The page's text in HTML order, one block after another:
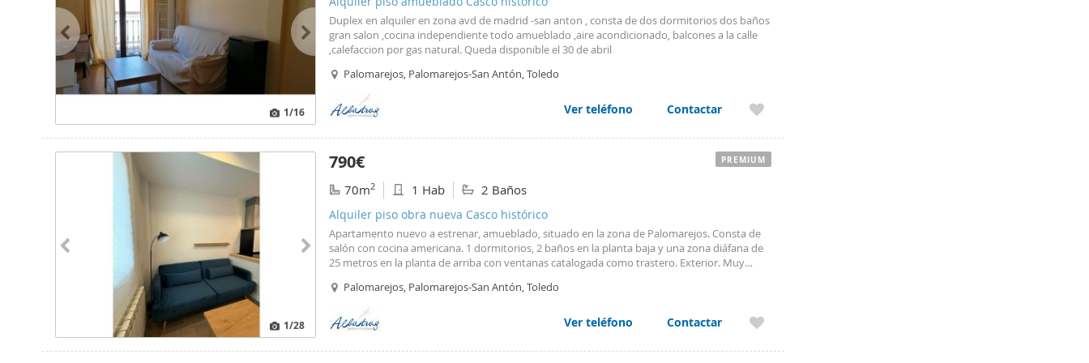
1/16
Duplex en alquiler en zona avd de madrid -san anton , consta de dos dormitorios dos baños
gran salon ,cocina independiente todo amueblado ,aire acondicionado, balcones a la calle
,calefaccion por gas natural. Queda disponible el 30 de abril
Palomarejos, Palomarejos-San Antón, Toledo
Ver teléfono Contactar
1/28
790€
70m2 1 Hab 2 Baños
Alquiler piso obra nueva Casco histórico
Apartamento nuevo a estrenar, amueblado, situado en la zona de Palomarejos. Consta de
salón con cocina americana. 1 dormitorios, 2 baños en la planta baja y una zona diáfana de
25 metros en la planta de arriba con ventanas catalogada como trastero. Exterior. Muy
Palomarejos, Palomarejos-San Antón, Toledo
Ver teléfono Contactar
PREMIUM